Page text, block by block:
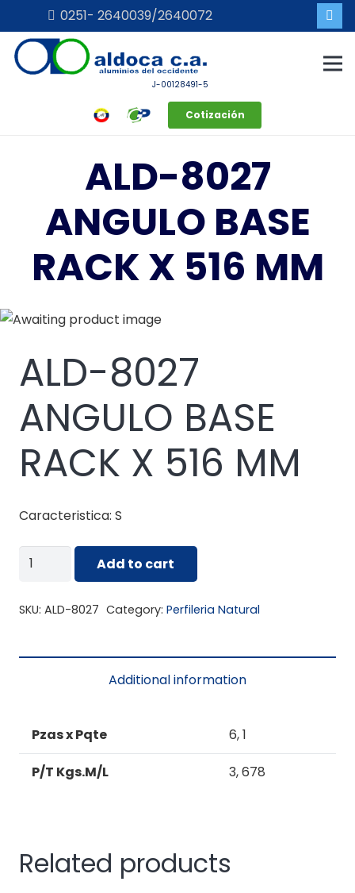
0251- 2640039/2640072
J-00128491-5
Cotización
ALD-8027
ANGULO BASE
RACK X 516 MM
ALD-8027
ANGULO BASE
RACK X 516 MM
Caracteristica: S
ALD-
quantity
Add to cart
SKU: ALD-8027 Category: Perfileria Natural
Additional information
Pzas x Pqte 6, 1
P/T Kgs.M/L 3, 678
Related products